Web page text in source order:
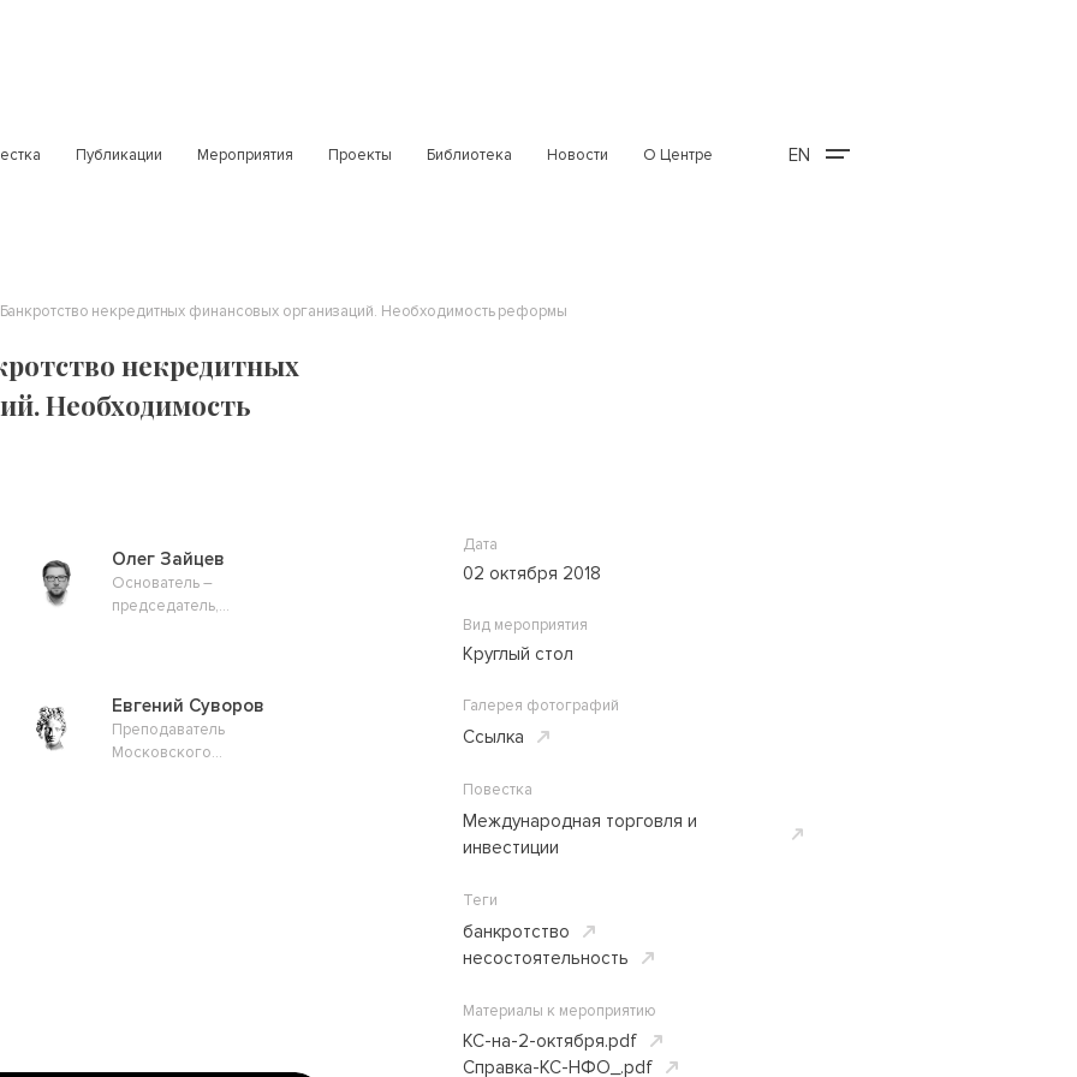
Публикации Мероприятия Проекты Библиотека Новости О Центре EN
некредитных финансовых организаций. Необходимость реформы
некредитных
Необходимость
Олег Зайцев
Основатель –
председатель,
проблемными активами
«Банкротный клуб»
Евгений Суворов
Преподаватель
Московского
Дата
02 октября 2018
Вид мероприятия
Круглый стол
Галерея фотографий
Ссылка
Повестка
Международная торговля и
инвестиции
Теги
банкротство
несостоятельность
Материалы к мероприятию
КС-на-2-октября.pdf
Справка-КС-НФО_.pdf